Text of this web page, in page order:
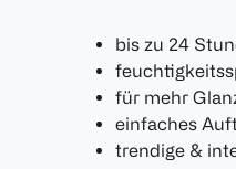
bis zu 24
für mehr
einfaches
trendige &